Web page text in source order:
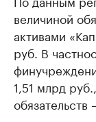
величиной
активами
руб. В
1,51 млрд